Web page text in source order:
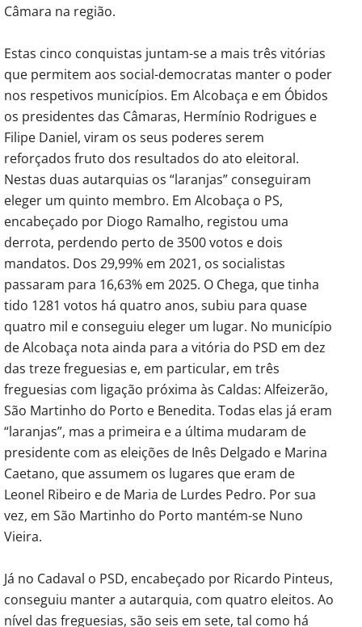
Câmara na região.
Estas cinco conquistas juntam-se a mais três vitórias
que permitem aos social-democratas manter o poder
nos respetivos municípios. Em Alcobaça e em Óbidos
os presidentes das Câmaras, Hermínio Rodrigues e
Filipe Daniel, viram os seus poderes serem
reforçados fruto dos resultados do ato eleitoral.
Nestas duas autarquias os “laranjas” conseguiram
eleger um quinto membro. Em Alcobaça o PS,
encabeçado por Diogo Ramalho, registou uma
derrota, perdendo perto de 3500 votos e dois
mandatos. Dos 29,99% em 2021, os socialistas
passaram para 16,63% em 2025. O Chega, que tinha
tido 1281 votos há quatro anos, subiu para quase
quatro mil e conseguiu eleger um lugar. No município
de Alcobaça nota ainda para a vitória do PSD em dez
das treze freguesias e, em particular, em três
freguesias com ligação próxima às Caldas: Alfeizerão,
São Martinho do Porto e Benedita. Todas elas já eram
“laranjas”, mas a primeira e a última mudaram de
presidente com as eleições de Inês Delgado e Marina
Caetano, que assumem os lugares que eram de
Leonel Ribeiro e de Maria de Lurdes Pedro. Por sua
vez, em São Martinho do Porto mantém-se Nuno
Vieira.
Já no Cadaval o PSD, encabeçado por Ricardo Pinteus,
conseguiu manter a autarquia, com quatro eleitos. Ao
nível das freguesias, são seis em sete, tal como há